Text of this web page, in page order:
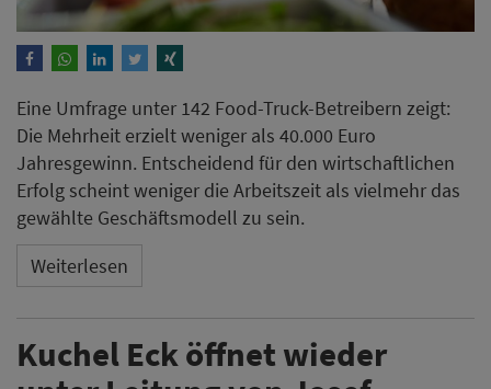
Eine Umfrage unter 142 Food-Truck-Betreibern zeigt:
Die Mehrheit erzielt weniger als 40.000 Euro
Jahresgewinn. Entscheidend für den wirtschaftlichen
Erfolg scheint weniger die Arbeitszeit als vielmehr das
gewählte Geschäftsmodell zu sein.
Weiterlesen
Kuchel Eck öffnet wieder